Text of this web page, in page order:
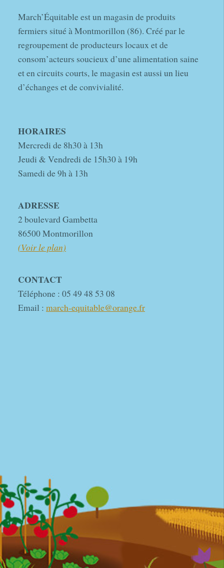
March’Équitable est un magasin de produits
fermiers situé à Montmorillon (86). Créé par le
regroupement de producteurs locaux et de
consom’acteurs soucieux d’une alimentation saine
et en circuits courts, le magasin est aussi un lieu
d’échanges et de convivialité.
HORAIRES
Mercredi de 8h30 à 13h
Jeudi & Vendredi de 15h30 à 19h
Samedi de 9h à 13h
ADRESSE
2 boulevard Gambetta
86500 Montmorillon
(Voir le plan)
CONTACT
Téléphone : 05 49 48 53 08
Email : march-equitable@orange.fr